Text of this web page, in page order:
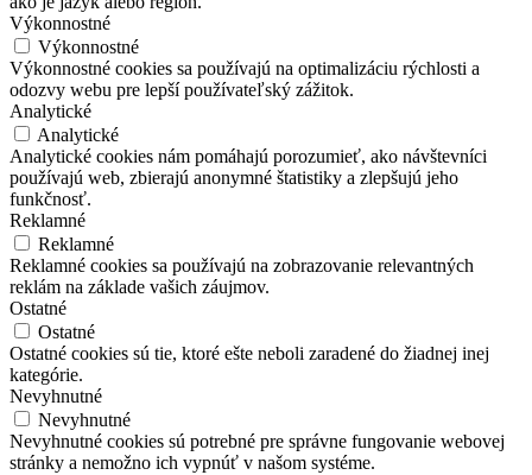
Výkonnostné
Výkonnostné
Výkonnostné cookies sa používajú na optimalizáciu rýchlosti a
odozvy webu pre lepší používateľský zážitok.
Analytické
Analytické
Analytické cookies nám pomáhajú porozumieť, ako návštevníci
používajú web, zbierajú anonymné štatistiky a zlepšujú jeho
funkčnosť.
Reklamné
Reklamné
Reklamné cookies sa používajú na zobrazovanie relevantných
reklám na základe vašich záujmov.
Ostatné
Ostatné
Ostatné cookies sú tie, ktoré ešte neboli zaradené do žiadnej inej
kategórie.
Nevyhnutné
Nevyhnutné
Nevyhnutné cookies sú potrebné pre správne fungovanie webovej
stránky a nemožno ich vypnúť v našom systéme.